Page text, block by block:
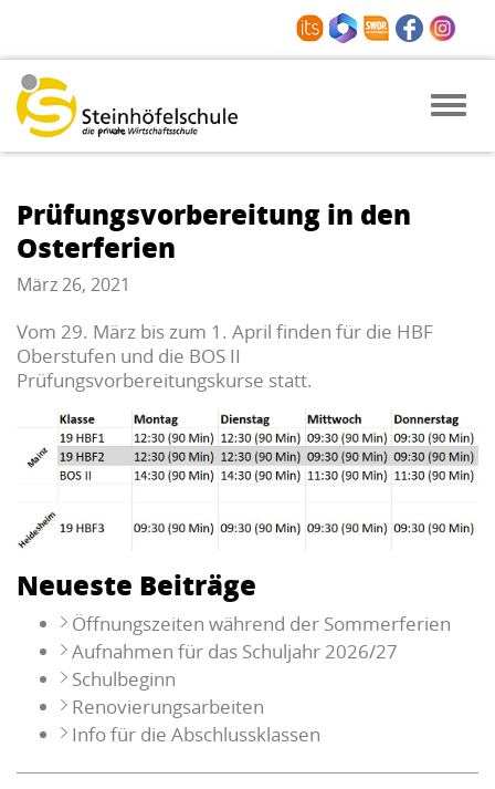
Toggle
Prüfungsvorbereitung in den
Osterferien
März 26, 2021
Vom 29. März bis zum 1. April finden für die HBF
Oberstufen und die BOS II
Prüfungsvorbereitungskurse statt.
Neueste Beiträge
Öffnungszeiten während der Sommerferien
Aufnahmen für das Schuljahr 2026/27
Schulbeginn
Renovierungsarbeiten
Info für die Abschlussklassen